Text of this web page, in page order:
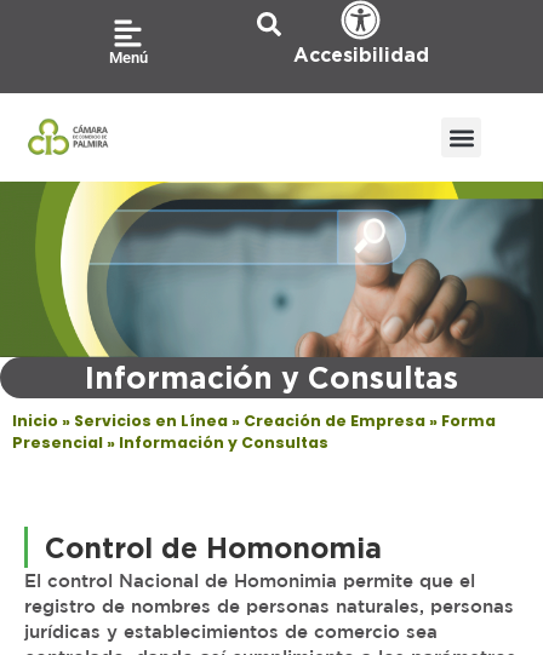
Menú Accesibilidad
Información y Consultas
Inicio» Servicios en Línea» Creación de Empresa» Forma
Presencial» Información y Consultas
Control de Homonomia
El control Nacional de Homonimia permite que el
registro de nombres de personas naturales, personas
jurídicas y establecimientos de comercio sea